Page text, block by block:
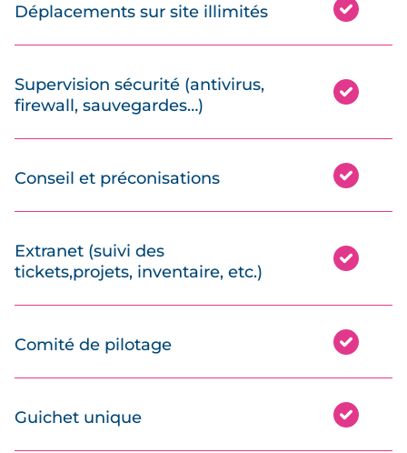
Déplacements sur site illimités
Supervision sécurité (antivirus,
firewall, sauvegardes…)
Conseil et préconisations
Extranet (suivi des
tickets,projets, inventaire, etc.)
Comité de pilotage
Guichet unique